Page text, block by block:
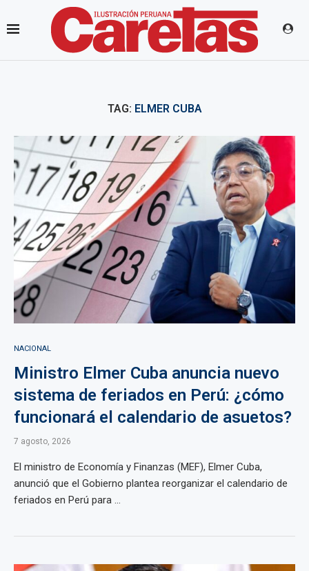
TAG: ELMER CUBA
NACIONAL
Ministro Elmer Cuba anuncia nuevo
sistema de feriados en Perú: ¿cómo
funcionará el calendario de asuetos?
7 agosto, 2026
El ministro de Economía y Finanzas (MEF), Elmer Cuba,
anunció que el Gobierno plantea reorganizar el calendario de
feriados en Perú para ...